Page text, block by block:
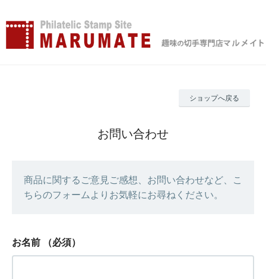
ショップへ戻る
お問い合わせ
商品に関するご意見ご感想、お問い合わせなど、こ
ちらのフォームよりお気軽にお尋ねください。
お名前 （必須）